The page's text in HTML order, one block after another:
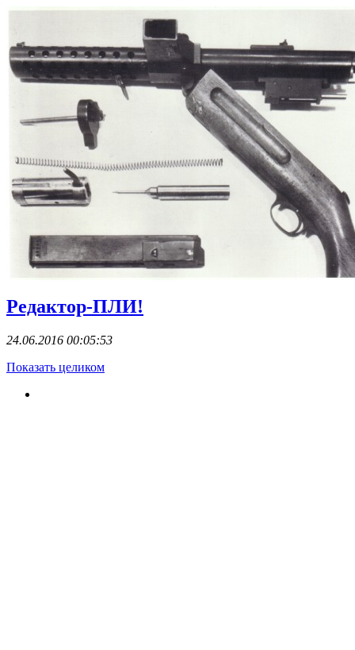
Редактор-ПЛИ!
24.06.2016 00:05:53
Показать целиком